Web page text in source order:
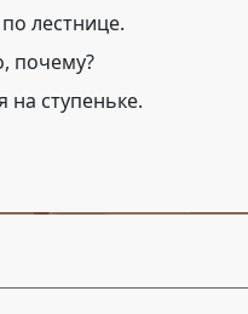
лестнице.
почему?
на ступеньке.